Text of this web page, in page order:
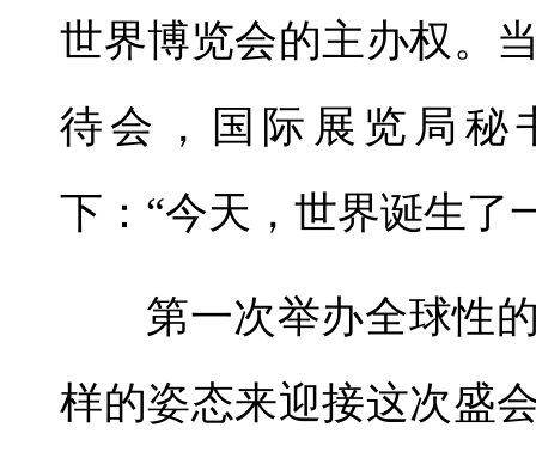
世界博览会的主办权。
待会，国际展览局秘
下：“今天，世界诞生了
第一次举办全球性
样的姿态来迎接这次盛